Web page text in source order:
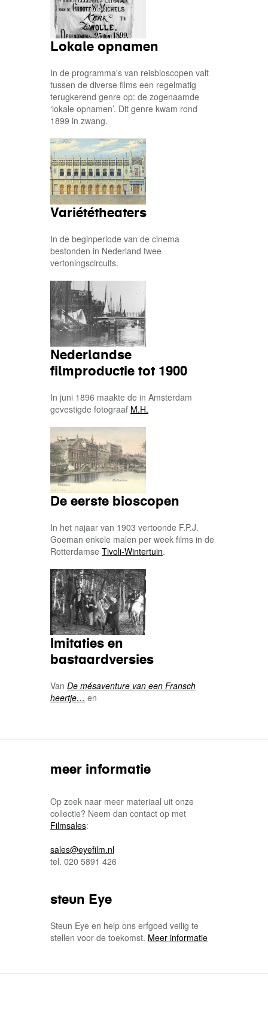
Lokale opnamen
In de programma's van reisbioscopen valt
tussen de diverse films een regelmatig
terugkerend genre op: de zogenaamde
‘lokale opnamen’. Dit genre kwam rond
1899 in zwang.
Variététheaters
In de beginperiode van de cinema
bestonden in Nederland twee
vertoningscircuits.
Nederlandse
filmproductie tot 1900
In juni 1896 maakte de in Amsterdam
gevestigde fotograaf M.H.
De eerste bioscopen
In het najaar van 1903 vertoonde F.P.J.
Goeman enkele malen per week films in de
Rotterdamse Tivoli-Wintertuin.
Imitaties en
bastaardversies
Van De mésaventure van een Fransch
heertje… en
meer informatie
Op zoek naar meer materiaal uit onze
collectie? Neem dan contact op met
Filmsales:
sales@eyefilm.nl
tel. 020 5891 426
steun Eye
Steun Eye en help ons erfgoed veilig te
stellen voor de toekomst. Meer informatie